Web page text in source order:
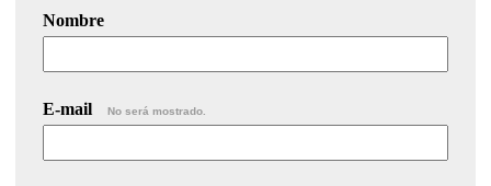
Nombre
E-mail No será mostrado.